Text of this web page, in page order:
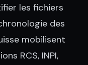
les fichiers
des
mobilisent
RCS, INPI,